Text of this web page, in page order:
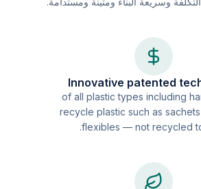
Innovative patented
75% of all plastic types including
recycle plastic such as
flexibles — not recycled